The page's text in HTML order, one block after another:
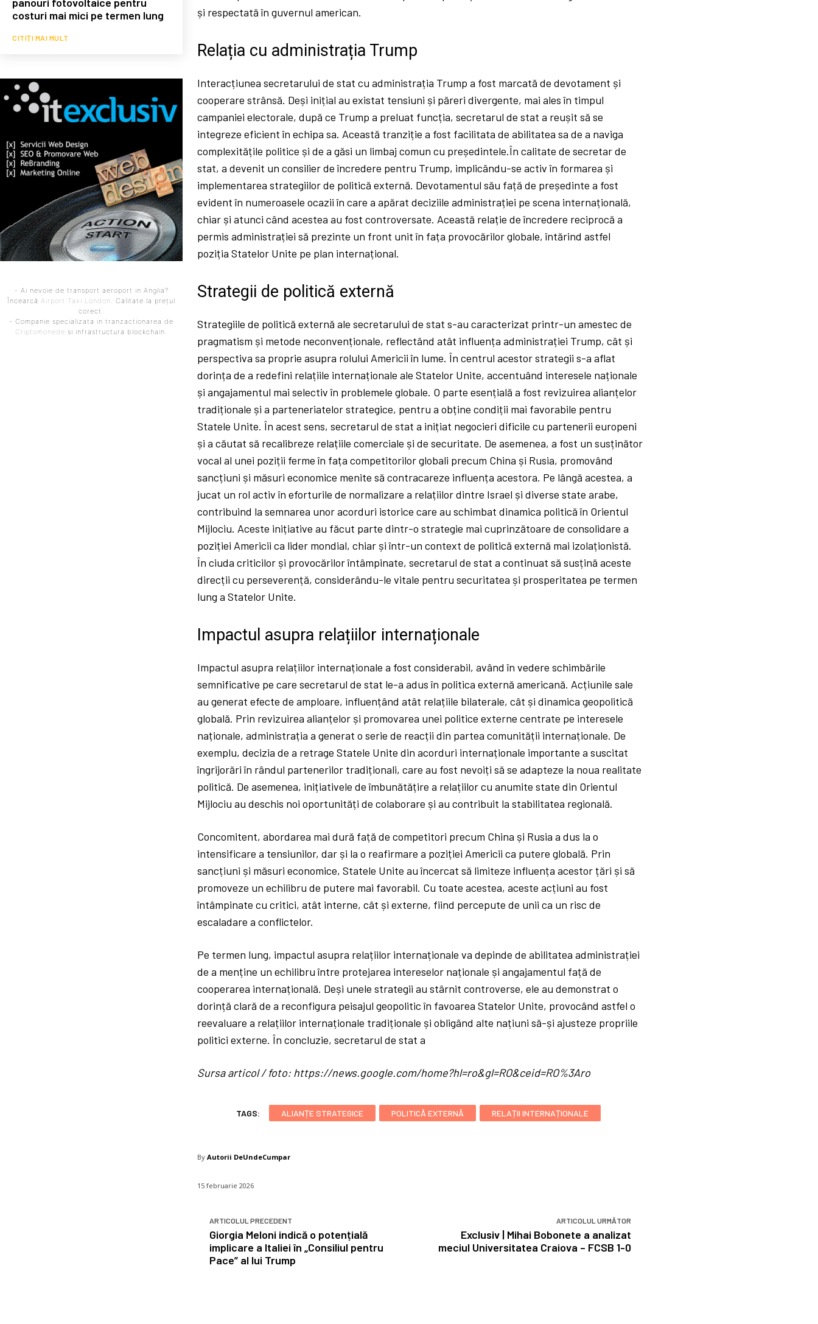
costuri mai mici pe termen lung
CITIȚI MAI MULT
- Ai nevoie de transport aeroport in Anglia?
ÎncearcăAirport Taxi London . Calitate la prețul
corect.
- Companie specializata in tranzactionarea de
Criptomonede si infrastructura blockchain.
și respectată în guvernul american.
Relația cu administrația Trump
Interacțiunea secretarului de stat cu administrația Trump a fost marcată de devotament și
cooperare strânsă. Deși inițial au existat tensiuni și păreri divergente, mai ales în timpul
campaniei electorale, după ce Trump a preluat funcția, secretarul de stat a reușit să se
integreze eficient în echipa sa. Această tranziție a fost facilitata de abilitatea sa de a naviga
complexitățile politice și de a găsi un limbaj comun cu președintele.În calitate de secretar de
stat, a devenit un consilier de încredere pentru Trump, implicându-se activ în formarea și
implementarea strategiilor de politică externă. Devotamentul său față de președinte a fost
evident în numeroasele ocazii în care a apărat deciziile administrației pe scena internațională,
chiar și atunci când acestea au fost controversate. Această relație de încredere reciprocă a
permis administrației să prezinte un front unit în fața provocărilor globale, întărind astfel
poziția Statelor Unite pe plan internațional.
Strategii de politică externă
Strategiile de politică externă ale secretarului de stat s-au caracterizat printr-un amestec de
pragmatism și metode neconvenționale, reflectând atât influența administrației Trump, cât și
perspectiva sa proprie asupra rolului Americii în lume. În centrul acestor strategii s-a aflat
dorința de a redefini relațiile internaționale ale Statelor Unite, accentuând interesele naționale
și angajamentul mai selectiv în problemele globale. O parte esențială a fost revizuirea alianțelor
tradiționale și a parteneriatelor strategice, pentru a obține condiții mai favorabile pentru
Statele Unite. În acest sens, secretarul de stat a inițiat negocieri dificile cu partenerii europeni
și a căutat să recalibreze relațiile comerciale și de securitate. De asemenea, a fost un susținător
vocal al unei poziții ferme în fața competitorilor globali precum China și Rusia, promovând
sancțiuni și măsuri economice menite să contracareze influența acestora. Pe lângă acestea, a
jucat un rol activ în eforturile de normalizare a relațiilor dintre Israel și diverse state arabe,
contribuind la semnarea unor acorduri istorice care au schimbat dinamica politică în Orientul
Mijlociu. Aceste inițiative au făcut parte dintr-o strategie mai cuprinzătoare de consolidare a
poziției Americii ca lider mondial, chiar și într-un context de politică externă mai izolaționistă.
În ciuda criticilor și provocărilor întâmpinate, secretarul de stat a continuat să susțină aceste
direcții cu perseverență, considerându-le vitale pentru securitatea și prosperitatea pe termen
lung a Statelor Unite.
Impactul asupra relațiilor internaționale
Impactul asupra relațiilor internaționale a fost considerabil, având în vedere schimbările
semnificative pe care secretarul de stat le-a adus în politica externă americană. Acțiunile sale
au generat efecte de amploare, influențând atât relațiile bilaterale, cât și dinamica geopolitică
globală. Prin revizuirea alianțelor și promovarea unei politice externe centrate pe interesele
naționale, administrația a generat o serie de reacții din partea comunității internaționale. De
exemplu, decizia de a retrage Statele Unite din acorduri internaționale importante a suscitat
îngrijorări în rândul partenerilor tradiționali, care au fost nevoiți să se adapteze la noua realitate
politică. De asemenea, inițiativele de îmbunătățire a relațiilor cu anumite state din Orientul
Mijlociu au deschis noi oportunități de colaborare și au contribuit la stabilitatea regională.
Concomitent, abordarea mai dură față de competitori precum China și Rusia a dus la o
intensificare a tensiunilor, dar și la o reafirmare a poziției Americii ca putere globală. Prin
sancțiuni și măsuri economice, Statele Unite au încercat să limiteze influența acestor țări și să
promoveze un echilibru de putere mai favorabil. Cu toate acestea, aceste acțiuni au fost
întâmpinate cu critici, atât interne, cât și externe, fiind percepute de unii ca un risc de
escaladare a conflictelor.
Pe termen lung, impactul asupra relațiilor internaționale va depinde de abilitatea administrației
de a menține un echilibru între protejarea intereselor naționale și angajamentul față de
cooperarea internațională. Deși unele strategii au stârnit controverse, ele au demonstrat o
dorință clară de a reconfigura peisajul geopolitic în favoarea Statelor Unite, provocând astfel o
reevaluare a relațiilor internaționale tradiționale și obligând alte națiuni să-și ajusteze propriile
politici externe. În concluzie, secretarul de stat a
Sursa articol / foto: https://news.google.com/home?hl=ro&gl=RO&ceid=RO%3Aro
TAGS: ALIANȚE STRATEGICE POLITICĂ EXTERNĂ RELAȚII INTERNAȚIONALE
By Autorii DeUndeCumpar
15 februarie 2026
ARTICOLUL PRECEDENT
Giorgia Meloni indică o potențială
implicare a Italiei în „Consiliul pentru
Pace” al lui Trump
ARTICOLUL URMĂTOR
Exclusiv | Mihai Bobonete a analizat
meciul Universitatea Craiova – FCSB 1-0